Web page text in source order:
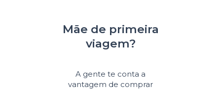
Mãe de primeira
viagem?
A gente te conta a
vantagem de comprar